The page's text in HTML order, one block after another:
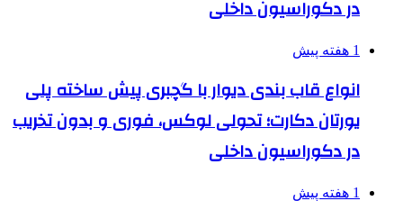
در دکوراسیون داخلی
1 هفته پیش
انواع قاب بندی دیوار با گچبری پیش ساخته پلی
یورتان دکارت؛ تحولی لوکس، فوری و بدون تخریب
در دکوراسیون داخلی
1 هفته پیش